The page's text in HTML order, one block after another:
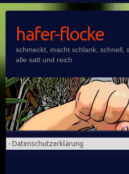
contenthafer-flocke
schmeckt, macht schlank, schnell,
alle satt und reich